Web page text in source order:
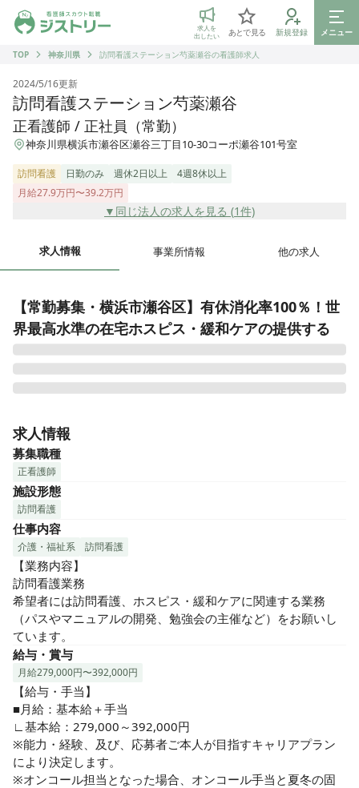
ジストリー 看護師の転職マッチング
求人を
出したい
あとで見る 新規登録
メニュー
TOP
神奈川県 訪問看護ステーション芍薬瀬谷の看護師求人
2024/5/16更新
訪問看護ステーション芍薬瀬谷
正看護師 / 正社員（常勤）
神奈川県横浜市瀬谷区瀬谷三丁目10-30コーポ瀬谷101号室
訪問看護 日勤のみ 週休2日以上
4週8休以上
月給27.9万円〜39.2万円
▼同じ法人の求人を見る (1件)
求人情報 事業所情報 他の求人
【常勤募集・横浜市瀬谷区】有休消化率100％！世
界最高水準の在宅ホスピス・緩和ケアの提供する
を通じて地域社会、日本、そして世界のウェルビーイングの
向上に貢献すると共に、参画人員個々のリーダーシップと参
画人員間のチームワークの育成を通じて、参画人員個々の職
業人としての資質向上と、人間としての成長に貢献する」を
理念として活動しています。
求人情報
募集職種
正看護師
施設形態
訪問看護
仕事内容
介護・福祉系 訪問看護
【業務内容】
訪問看護業務
希望者には訪問看護、ホスピス・緩和ケアに関連する業務
（パスやマニュアルの開発、勉強会の主催など）をお願いし
ています。
給与・賞与
月給279,000円〜392,000円
【給与・手当】
■月給：基本給＋手当
∟基本給：279,000～392,000円
※能力・経験、及び、応募者ご本人が目指すキャリアプラン
により決定します。
※オンコール担当となった場合、オンコール手当と夏冬の固